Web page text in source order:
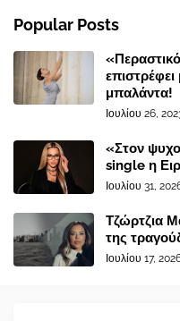
Popular Posts
μπαλάντα!
Ιουλίου 26,
«Στον
single η
Ιουλίου 31,
Τζώρτζια
της
Ιουλίου 17,